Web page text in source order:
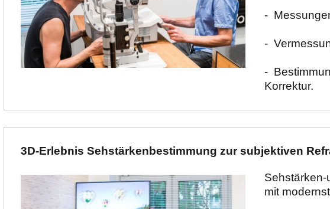
-
-
-
Korrektur.
3D-Erlebnis Sehstärkenbestimmung zur subjektiven
mit